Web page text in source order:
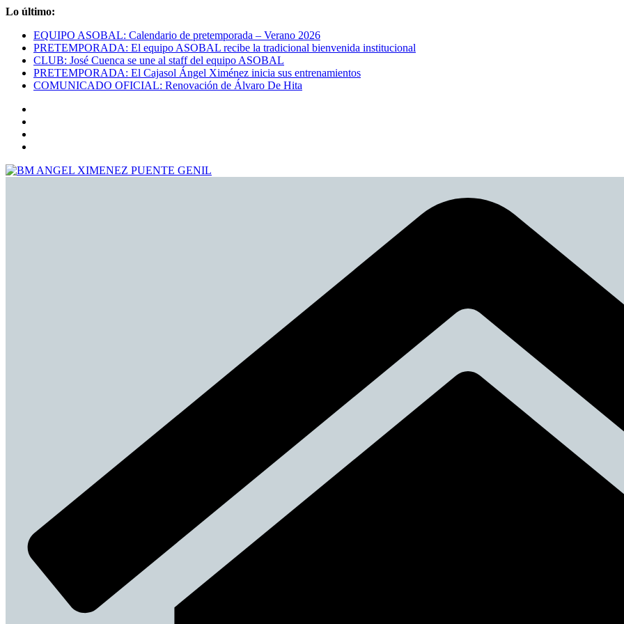
Saltar
contenido
Lo último:
EQUIPO ASOBAL: Calendario de pretemporada – Verano 2026
PRETEMPORADA: El equipo ASOBAL recibe la tradicional bienvenida institucional
CLUB: José Cuenca se une al staff del equipo ASOBAL
PRETEMPORADA: El Cajasol Ángel Ximénez inicia sus entrenamientos
COMUNICADO OFICIAL: Renovación de Álvaro De Hita